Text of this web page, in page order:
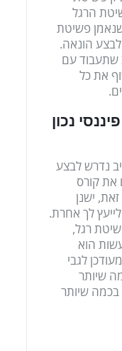
הרגל
שנאמן פשיטת
לבצע הונאה.
שתעבוד עם
את כל
נכון
נדרש לבצע
את קורס
ישנן
לך אחרת.
רגל,
הוא
לגבי
שיותר
בכמה שיותר